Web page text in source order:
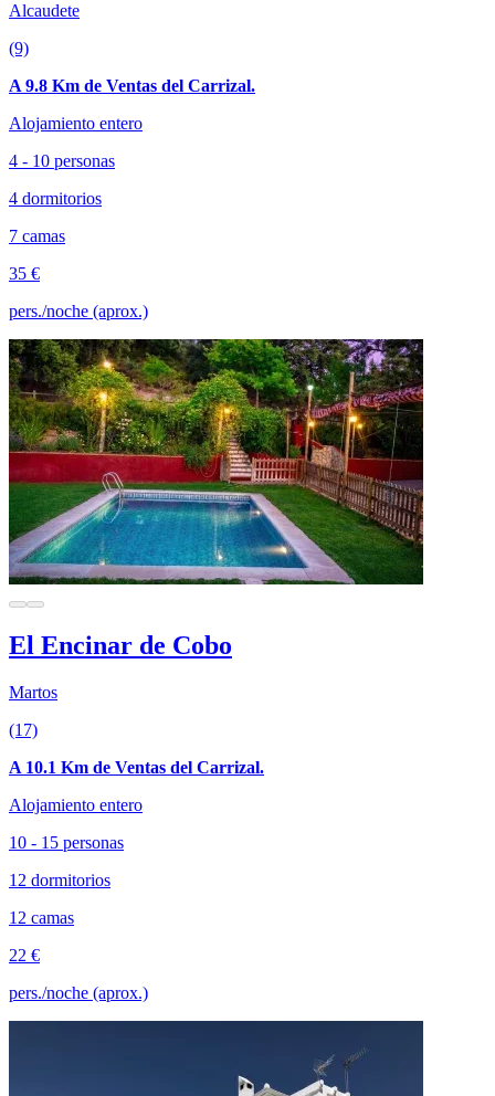
Alcaudete
(9)
A 9.8 Km de Ventas del Carrizal.
Alojamiento entero
4 - 10 personas
4 dormitorios
7 camas
35 €
pers./noche (aprox.)
El Encinar de Cobo
Martos
(17)
A 10.1 Km de Ventas del Carrizal.
Alojamiento entero
10 - 15 personas
12 dormitorios
12 camas
22 €
pers./noche (aprox.)